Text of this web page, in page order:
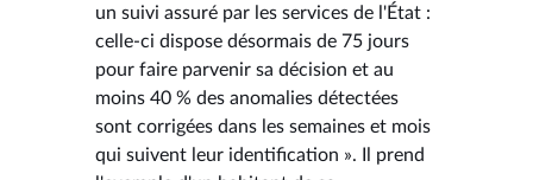
un suivi assuré par les services de l'État :
celle-ci dispose désormais de 75 jours
pour faire parvenir sa décision et au
moins 40 % des anomalies détectées
sont corrigées dans les semaines et mois
qui suivent leur identification ». Il prend